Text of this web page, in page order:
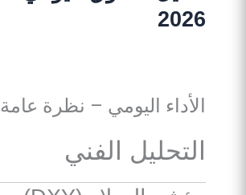
2026
الأداء اليومي – نظرة عامة
التحليل الفني